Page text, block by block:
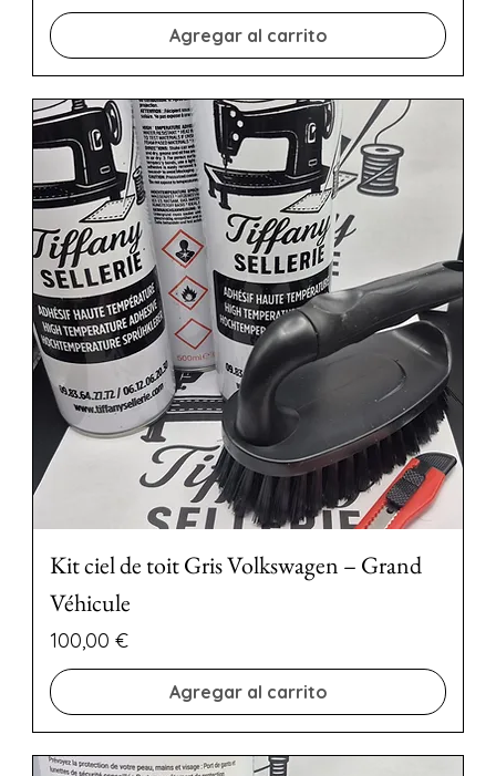
Agregar al carrito
Kit ciel de toit Gris Volkswagen – Grand
Véhicule
Precio
100,00 €
Agregar al carrito